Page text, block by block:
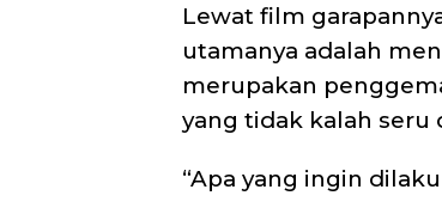
Lewat film
utamanya adalah
merupakan
yang tidak kalah seru
“Apa yang ingin